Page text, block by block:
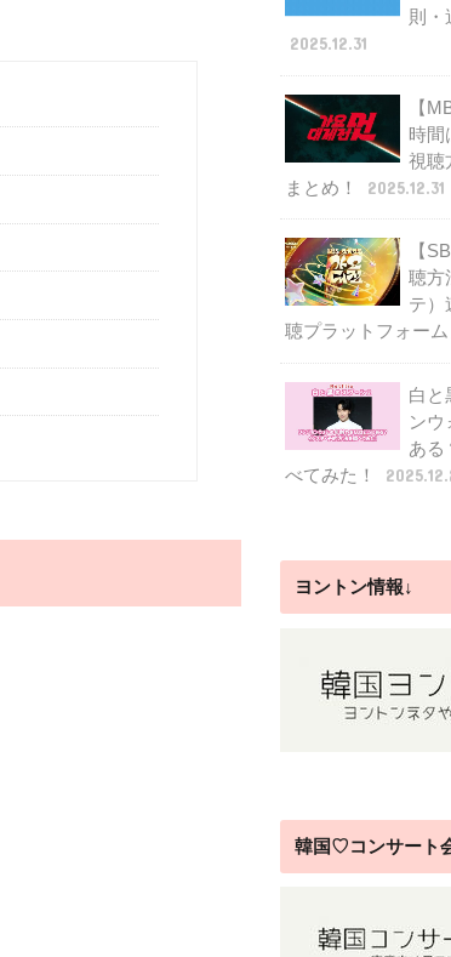
則・
2025.12.31
【
時間
視聴
まとめ！
2025.12.31
【
聴方
テ）
聴プラットフォーム
白と
ンウ
ある
べてみた！
ヨントン情報↓
韓国♡コンサート